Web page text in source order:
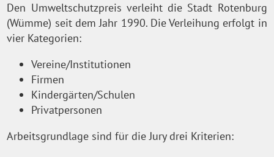
Den Umweltschutzpreis verleiht die Stadt Rotenburg
(Wümme) seit dem Jahr 1990. Die Verleihung erfolgt in
vier Kategorien:
Vereine/Institutionen
Firmen
Kindergärten/Schulen
Privatpersonen
Arbeitsgrundlage sind für die Jury drei Kriterien: